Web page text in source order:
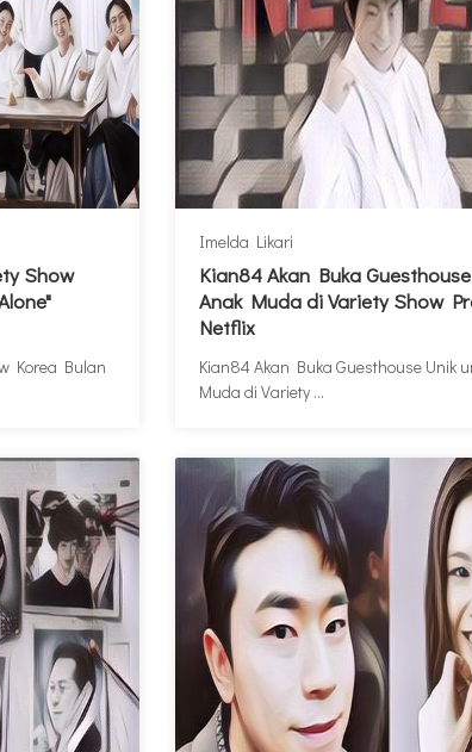
Show
Korea Bulan
Imelda Likari
Kian84 Akan Buka
Anak Muda di Variety Show
Netflix
Kian84 Akan Buka Guesthouse Unik
Muda di Variety ...